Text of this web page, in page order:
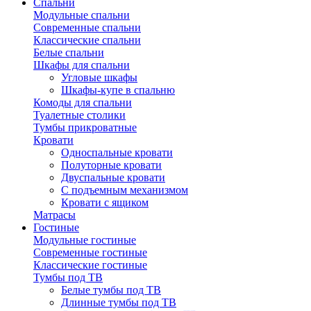
Спальни
Модульные спальни
Современные спальни
Классические спальни
Белые спальни
Шкафы для спальни
Угловые шкафы
Шкафы-купе в спальню
Комоды для спальни
Туалетные столики
Тумбы прикроватные
Кровати
Односпальные кровати
Полуторные кровати
Двуспальные кровати
С подъемным механизмом
Кровати с ящиком
Матрасы
Гостиные
Модульные гостиные
Современные гостиные
Классические гостиные
Тумбы под ТВ
Белые тумбы под ТВ
Длинные тумбы под ТВ